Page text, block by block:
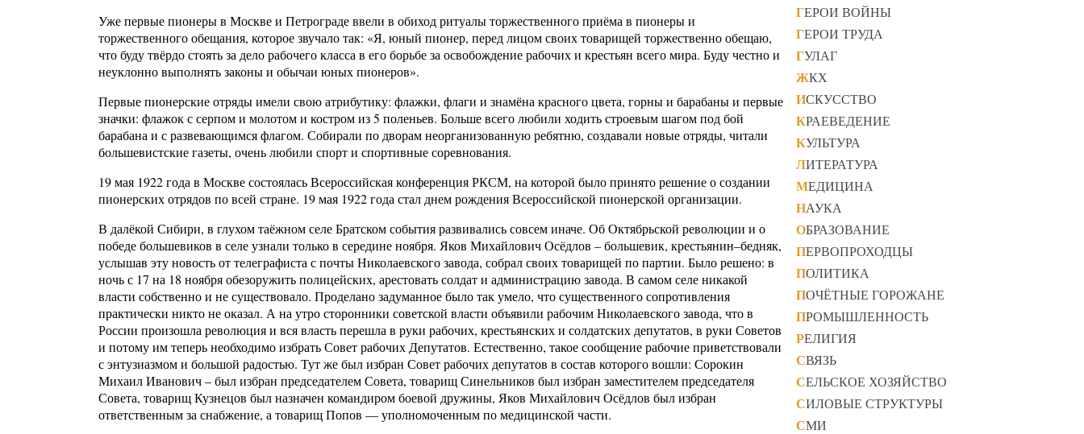
Уже первые пионеры в Москве и Петрограде ввели в обиход ритуалы торжественного приёма в пионеры и
торжественного обещания, которое звучало так: «Я, юный пионер, перед лицом своих товарищей торжественно обещаю,
что буду твёрдо стоять за дело рабочего класса в его борьбе за освобождение рабочих и крестьян всего мира. Буду честно и
неуклонно выполнять законы и обычаи юных пионеров».
Первые пионерские отряды имели свою атрибутику: флажки, флаги и знамёна красного цвета, горны и барабаны и первые
значки: флажок с серпом и молотом и костром из 5 поленьев. Больше всего любили ходить строевым шагом под бой
барабана и с развевающимся флагом. Собирали по дворам неорганизованную ребятню, создавали новые отряды, читали
большевистские газеты, очень любили спорт и спортивные соревнования.
19 мая 1922 года в Москве состоялась Всероссийская конференция РКСМ, на которой было принято решение о создании
пионерских отрядов по всей стране. 19 мая 1922 года стал днем рождения Всероссийской пионерской организации.
В далёкой Сибири, в глухом таёжном селе Братском события развивались совсем иначе. Об Октябрьской революции и о
победе большевиков в селе узнали только в середине ноября. Яков Михайлович Осёдлов – большевик, крестьянин–бедняк,
услышав эту новость от телеграфиста с почты Николаевского завода, собрал своих товарищей по партии. Было решено: в
ночь с 17 на 18 ноября обезоружить полицейских, арестовать солдат и администрацию завода. В самом селе никакой
власти собственно и не существовало. Проделано задуманное было так умело, что существенного сопротивления
практически никто не оказал. А на утро сторонники советской власти объявили рабочим Николаевского завода, что в
России произошла революция и вся власть перешла в руки рабочих, крестьянских и солдатских депутатов, в руки Советов
и потому им теперь необходимо избрать Совет рабочих Депутатов. Естественно, такое сообщение рабочие приветствовали
с энтузиазмом и большой радостью. Тут же был избран Совет рабочих депутатов в состав которого вошли: Сорокин
Михаил Иванович – был избран председателем Совета, товарищ Синельников был избран заместителем председателя
Совета, товарищ Кузнецов был назначен командиром боевой дружины, Яков Михайлович Осёдлов был избран
ответственным за снабжение, а товарищ Попов — уполномоченным по медицинской части.
ГЕРОИ ВОЙНЫ
ГЕРОИ ТРУДА
ГУЛАГ
ЖКХ
ИСКУССТВО
КРАЕВЕДЕНИЕ
КУЛЬТУРА
ЛИТЕРАТУРА
МЕДИЦИНА
НАУКА
ОБРАЗОВАНИЕ
ПЕРВОПРОХОДЦЫ
ПОЛИТИКА
ПОЧЁТНЫЕ ГОРОЖАНЕ
ПРОМЫШЛЕННОСТЬ
РЕЛИГИЯ
СВЯЗЬ
СЕЛЬСКОЕ ХОЗЯЙСТВО
СИЛОВЫЕ СТРУКТУРЫ
СМИ